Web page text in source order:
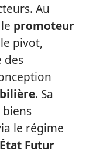
Au
promoteur
pivot,
des
. Sa
biens
le régime
Futur